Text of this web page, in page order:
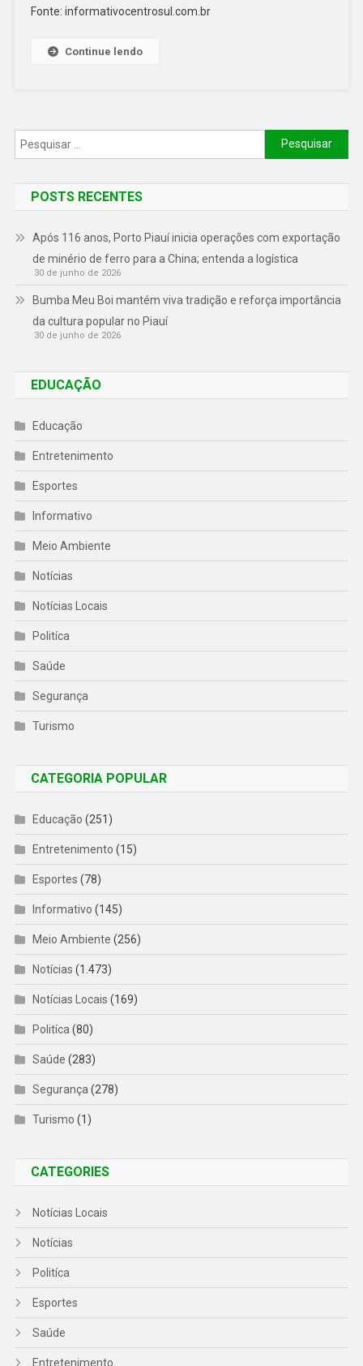
Fonte: informativocentrosul.com.br
Continue lendo
POSTS RECENTES
Após 116 anos, Porto Piauí inicia operações com exportação
de minério de ferro para a China; entenda a logística
30 de junho de 2026
Bumba Meu Boi mantém viva tradição e reforça importância
da cultura popular no Piauí
30 de junho de 2026
EDUCAÇÃO
Educação
Entretenimento
Esportes
Informativo
Meio Ambiente
Notícias
Notícias Locais
Politíca
Saúde
Segurança
Turismo
CATEGORIA POPULAR
Educação (251)
Entretenimento (15)
Esportes (78)
Informativo (145)
Meio Ambiente (256)
Notícias (1.473)
Notícias Locais (169)
Politíca (80)
Saúde (283)
Segurança (278)
Turismo (1)
CATEGORIES
Notícias Locais
Notícias
Politíca
Esportes
Saúde
Entretenimento